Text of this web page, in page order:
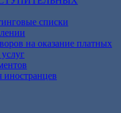
списки
на оказание платных
иностранцев